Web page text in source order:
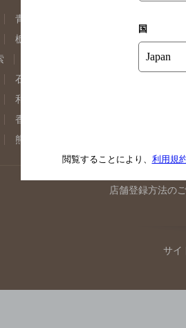
青森県のバー検索
栃木県のバー検索
埼玉県のバー
石川県のバー検索
和歌山県のバー検索
香川県のバー検索
熊本県のバー検索
店舗登録方法の
サイ
国
閲覧することにより、 利用規